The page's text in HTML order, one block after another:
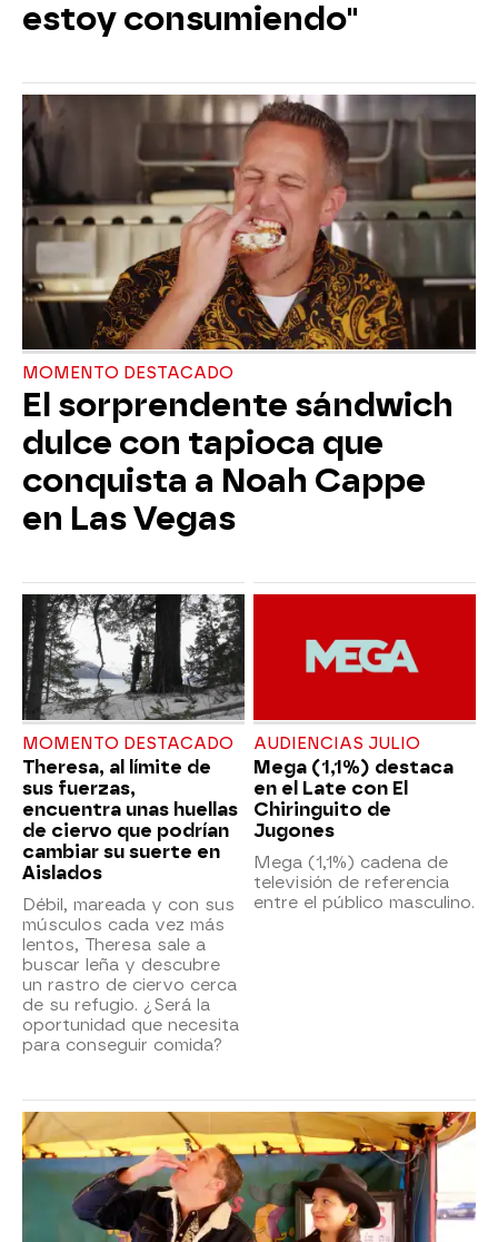
estoy consumiendo"
MOMENTO DESTACADO
El sorprendente sándwich
dulce con tapioca que
conquista a Noah Cappe
en Las Vegas
MOMENTO DESTACADO
Theresa, al límite de
sus fuerzas,
encuentra unas huellas
de ciervo que podrían
cambiar su suerte en
Aislados
Débil, mareada y con sus
músculos cada vez más
lentos, Theresa sale a
buscar leña y descubre
un rastro de ciervo cerca
de su refugio. ¿Será la
oportunidad que necesita
para conseguir comida?
AUDIENCIAS JULIO
Mega (1,1%) destaca
en el Late con El
Chiringuito de
Jugones
Mega (1,1%) cadena de
televisión de referencia
entre el público masculino.